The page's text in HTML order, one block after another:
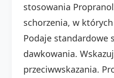
stosowania
schorzenia, w
Podaje standardowe
dawkowania.
przeciwwskazania.